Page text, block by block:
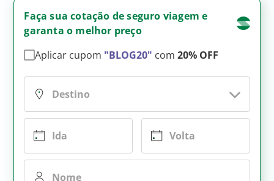
Faça sua cotação de seguro viagem e
garanta o melhor preço
Aplicar cupom "BLOG20" com20% OFF